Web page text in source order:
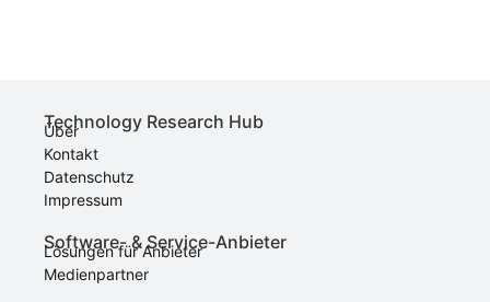
Technology Research Hub
Über
Kontakt
Datenschutz
Impressum
Software- & Service-Anbieter
Lösungen für Anbieter
Medienpartner